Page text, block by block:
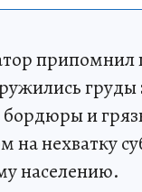
и
на нехватку
населению.